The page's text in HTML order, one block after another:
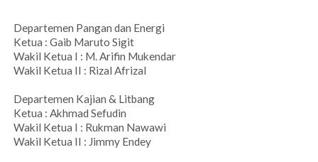
Departemen Pangan dan Energi
Ketua : Gaib Maruto Sigit
Wakil Ketua I : M. Arifin Mukendar
Wakil Ketua II : Rizal Afrizal
Departemen Kajian & Litbang
Ketua : Akhmad Sefudin
Wakil Ketua I : Rukman Nawawi
Wakil Ketua II : Jimmy Endey